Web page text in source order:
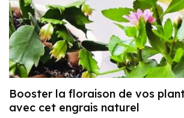
Booster la floraison de vos
avec cet engrais naturel